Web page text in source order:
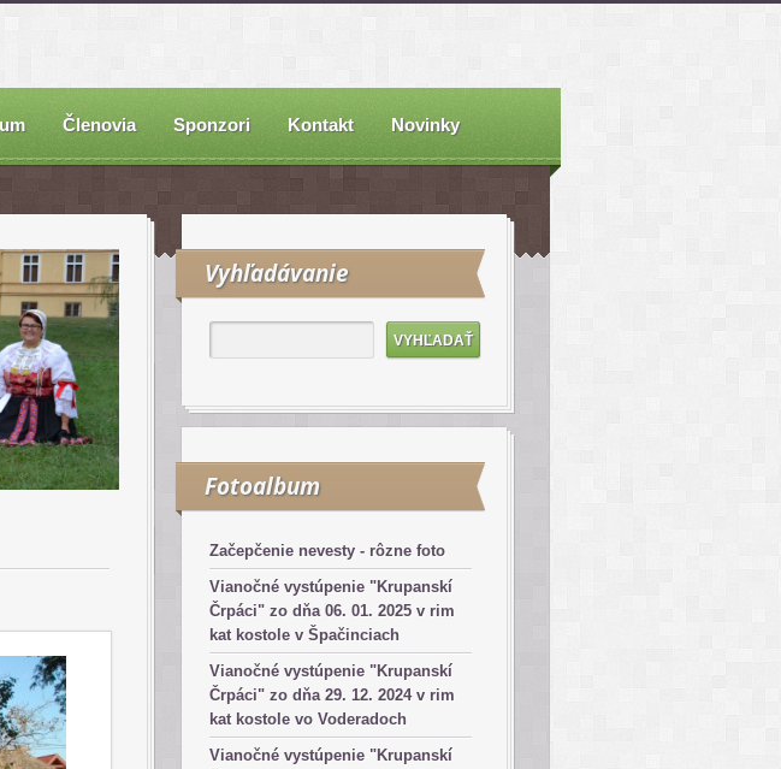
Členovia Sponzori Kontakt Novinky
Vyhľadávanie
Fotoalbum
Začepčenie nevesty - rôzne foto
Vianočné vystúpenie "Krupanskí
Črpáci" zo dňa 06. 01. 2025 v rim
kat kostole v Špačinciach
Vianočné vystúpenie "Krupanskí
Črpáci" zo dňa 29. 12. 2024 v rim
kat kostole vo Voderadoch
Vianočné vystúpenie "Krupanskí